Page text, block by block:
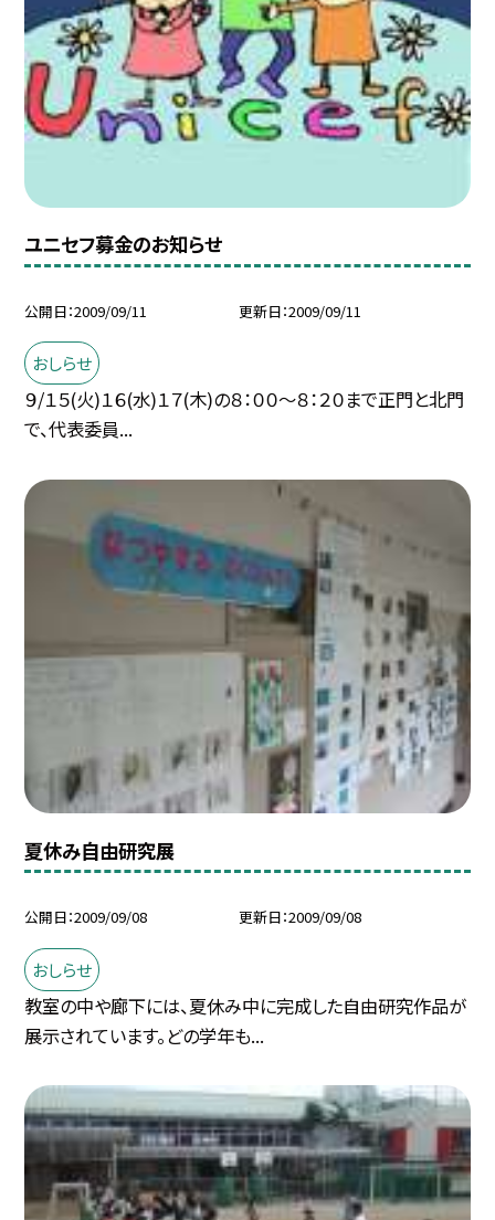
ユニセフ募金のお知らせ
公開日 2009/09/11 更新日 2009/09/11
おしらせ
９/１５(火)１６(水)１７(木)の８：００〜８：２０まで正門と北門
で、代表委員...
夏休み自由研究展
公開日 2009/09/08 更新日 2009/09/08
おしらせ
教室の中や廊下には、夏休み中に完成した自由研究作品が
展示されています。どの学年も...